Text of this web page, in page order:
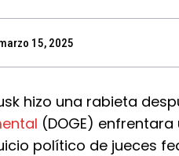
15, 2025
hizo una rabieta
(DOGE)
político de jueces